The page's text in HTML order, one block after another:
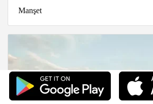
Manşet